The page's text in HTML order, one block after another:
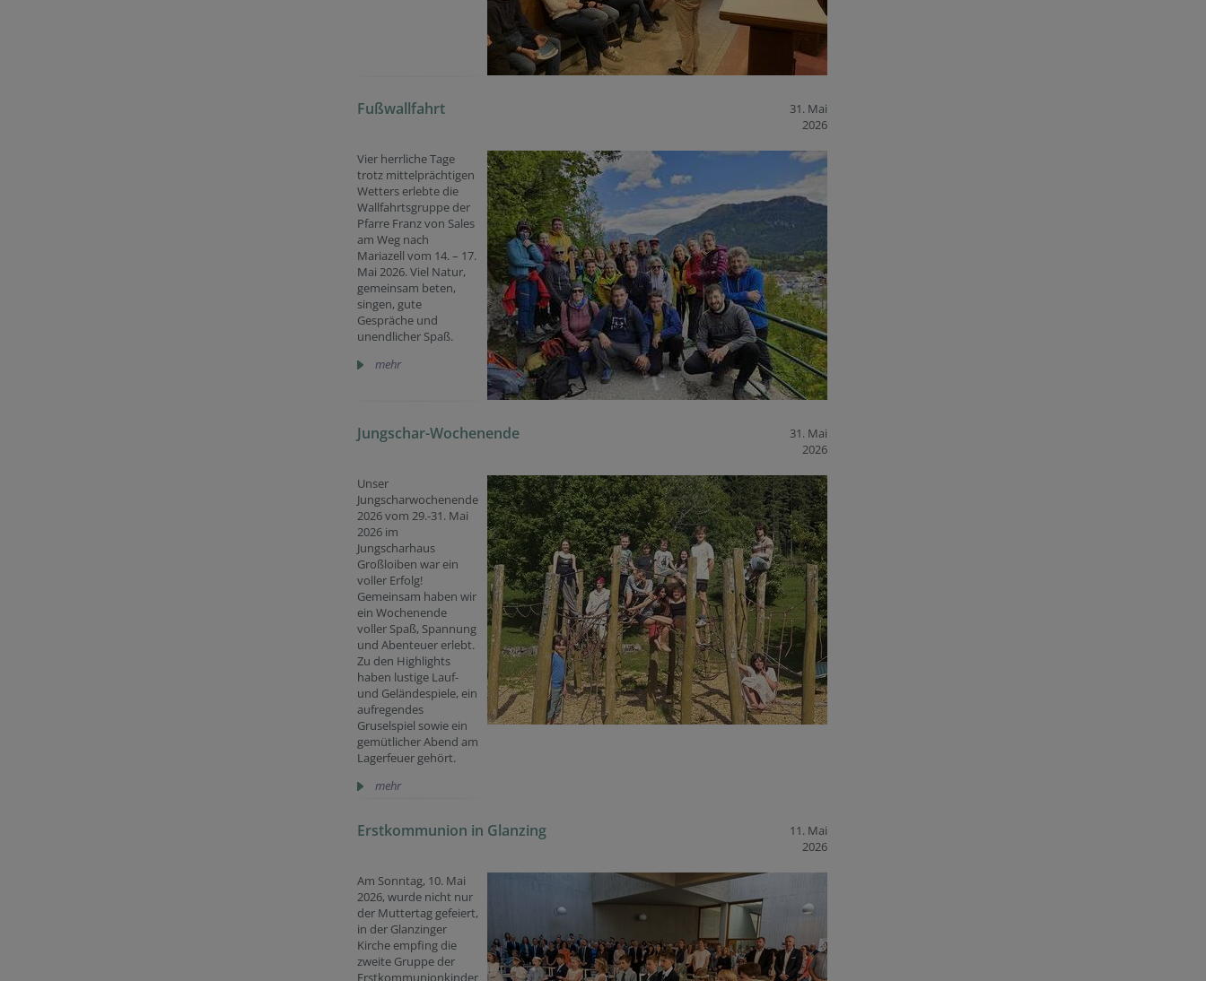
Fußwallfahrt
31. Mai
2026
Vier herrliche Tage
trotz mittelprächtigen
Wetters erlebte die
Wallfahrtsgruppe der
Pfarre Franz von Sales
am Weg nach
Mariazell vom 14. – 17.
Mai 2026. Viel Natur,
gemeinsam beten,
singen, gute
Gespräche und
unendlicher Spaß.
mehr
Jungschar-Wochenende
31. Mai
2026
Unser
Jungscharwochenende
2026 vom 29.-31. Mai
2026 im
Jungscharhaus
Großloiben war ein
voller Erfolg!
Gemeinsam haben wir
ein Wochenende
voller Spaß, Spannung
und Abenteuer erlebt.
Zu den Highlights
haben lustige Lauf-
und Geländespiele, ein
aufregendes
Gruselspiel sowie ein
gemütlicher Abend am
Lagerfeuer gehört.
mehr
Erstkommunion in Glanzing
11. Mai
2026
Am Sonntag, 10. Mai
2026, wurde nicht nur
der Muttertag gefeiert,
in der Glanzinger
Kirche empfing die
zweite Gruppe der
Erstkommunionkinder